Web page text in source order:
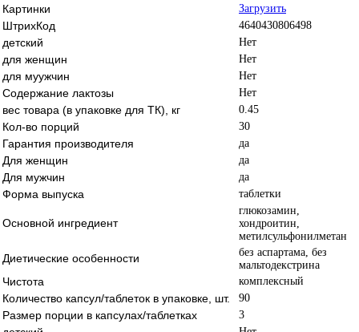
Картинки Загрузить
ШтрихКод 4640430806498
детский Нет
для женщин Нет
для муужчин Нет
Содержание лактозы Нет
вес товара (в упаковке для ТК), кг 0.45
Кол-во порций 30
Гарантия производителя да
Для женщин да
Для мужчин да
Форма выпуска таблетки
Основной ингредиент
глюкозамин,
хондроитин,
метилсульфонилметан
Диетические особенности
без аспартама, без
мальтодекстрина
Чистота комплексный
Количество капсул/таблеток в упаковке, шт. 90
Размер порции в капсулах/таблетках 3